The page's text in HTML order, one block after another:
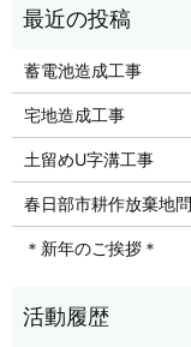
蓄電池造成工事
宅地造成工事
土留めU字溝工事
春日部市耕作放棄地
＊新年のご挨拶＊